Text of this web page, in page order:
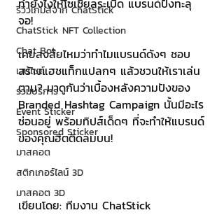
รีวิวเกมส์จาก ChatStick
ChatStick NFT Collection
Chat Bot
เวบไซต์
รวมบริการ
Event Sticker
Sponsored Sticker
มาสคอต
สติกเกอร์ไลน์ 3D
มาสคอต 3D
ทำยังไงให้โซเชียลระเบิด แบรนด์ปังทะลุ
จอ!
เคยสงสัยไหมว่าทำไมแบรนด์ดังๆ ชอบ
สร้างแฮชแท็กแปลกๆ แล้วชวนให้เราเล่น
ตาม? มาดูกันว่าเบื้องหลังความปังของ
Branded Hashtag Campaign นั้นมีอะไร
ซ่อนอยู่ พร้อมทิปส์เด็ดๆ ที่จะทำให้แบรนด์
ของคุณฮิตติดลมบน!
เขียนโดย: ทีมงาน ChatStick